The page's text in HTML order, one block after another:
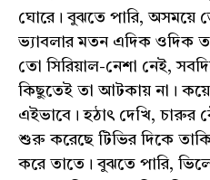
ঘোরে। বুঝতে পারি, অসময়ে
ভ্যাবলার মতন এদিক ওদিক
তো সিরিয়াল-নেশা নেই,
কিছুতেই তা আটকায় না।
এইভাবে। হঠাৎ দেখি, চারুর
শুরু করেছে টিভির দিকে
করে তাতে। বুঝতে পারি,